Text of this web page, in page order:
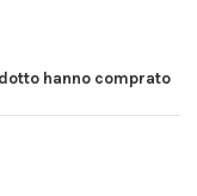
hanno comprato